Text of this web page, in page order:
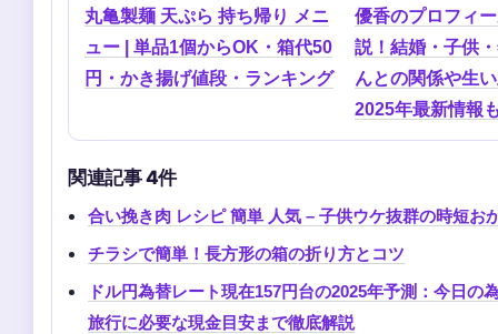
丸亀製麺 天ぷら 持ち帰り メニ
ュー | 単品1個からOK・箱代50
円・かき揚げ値段・ランキング
優香のプロフィ
説！結婚・子供
んとの関係や生
2025年最新情報
関連記事 4件
合い挽き肉 レシピ 簡単 人気 – 子供ウケ抜群の時短お
チラシで簡単！長方形の箱の折り方とコツ
ドル円為替レート現在157円台の2025年予測：今日の
旅行に必要な現金目安まで徹底解説